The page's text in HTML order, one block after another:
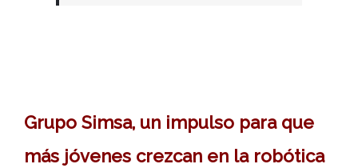
Grupo Simsa, un impulso para que
más jóvenes crezcan en la robótica